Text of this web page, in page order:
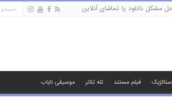
مشکل دانلود یا تماشای آنلاین
فیلم مستند تله تئاتر موسیقی نایاب